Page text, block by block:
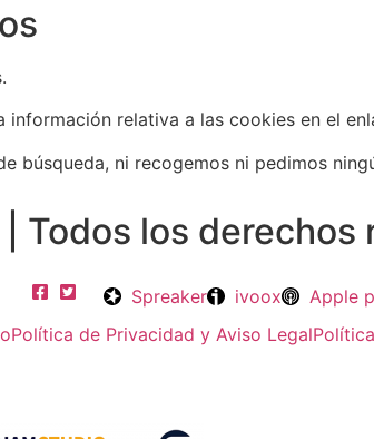
relativa a las cookies en el
búsqueda, ni recogemos ni pedimos
los derechos
Spreaker ivoox
Apple
Política de Privacidad y Aviso Legal